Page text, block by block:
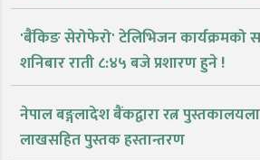
'बैंकिङ सेरोफेरो' टेलिभिजन कार्यक्रमको
शनिबार राती ८:४५ बजे प्रशारण हुने !
नेपाल बङ्गलादेश बैंकद्वारा रत्न
लाखसहित पुस्तक हस्तान्तरण